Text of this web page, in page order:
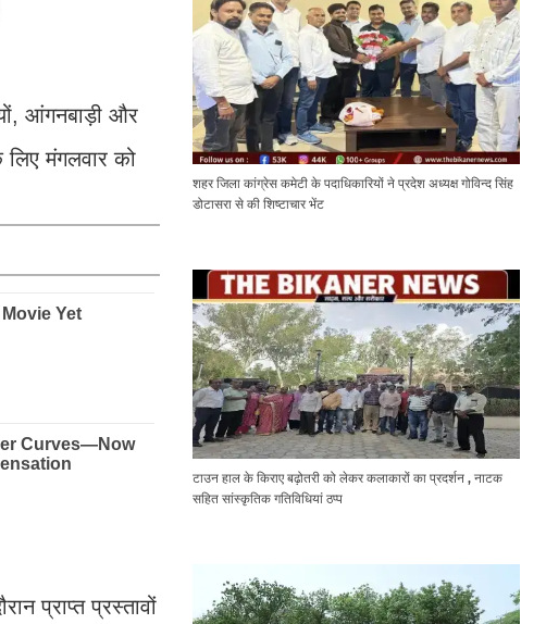
आंगनबाड़ी और
लिए मंगलवार को
प्राप्त प्रस्तावों
शहर जिला कांग्रेस कमेटी के पदाधिकारियों ने प्रदेश अध्यक्ष गोविन्द सिंह
डोटासरा से की शिष्टाचार भेंट
टाउन हाल के किराए बढ़ोतरी को लेकर कलाकारों का प्रदर्शन , नाटक
सहित सांस्कृतिक गतिविधियां ठप्प